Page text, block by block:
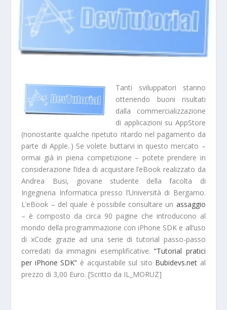
Tanti sviluppatori stanno
ottenendo buoni risultati
dalla commercializzazione
di applicazioni su AppStore
(nonostante qualche ripetuto ritardo nel pagamento da
parte di Apple..) Se volete buttarvi in questo mercato –
ormai già in piena competizione – potete prendere in
considerazione l’idea di acquistare l’eBook realizzato da
Andrea Busi, giovane studente della facolta di
Ingegneria Informatica presso l’Università di Bergamo.
L’eBook – del quale è possibile consultare un assaggio
– è composto da circa 90 pagine che introducono al
mondo della programmazione con iPhone SDK e all’uso
di xCode grazie ad una serie di tutorial passo-passo
corredati da immagini esemplificative.“Tutorial pratici
per iPhone SDK” è acquistabile sul sito Bubidevs.net al
prezzo di 3,00 Euro. [Scritto da IL_MORUZ]